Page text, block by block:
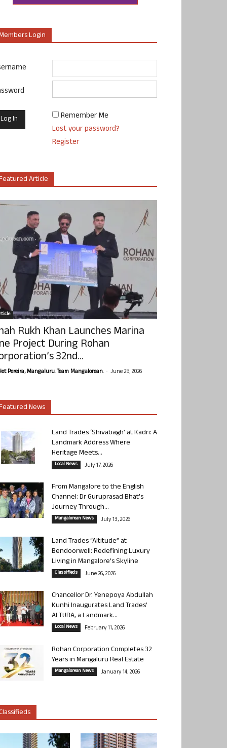
Login
Remember Me
Lost your password?
Register
Article
Rukh Khan Launches Marina
Project During Rohan
32nd...
Pereira, Mangaluru. Team Mangalorean. - June 25, 2026
News
Land Trades ‘Shivabagh’ at Kadri: A
Landmark Address Where
Heritage Meets...
Local News July 17, 2026
From Mangalore to the English
Channel: Dr Guruprasad Bhat’s
Journey Through...
Mangalorean News July 13, 2026
Land Trades “Altitude” at
Bendoorwell: Redefining Luxury
Living in Mangalore’s Skyline
Classifieds June 26, 2026
Chancellor Dr. Yenepoya Abdullah
Kunhi Inaugurates Land Trades’
ALTURA, a Landmark...
Local News February 11, 2026
Rohan Corporation Completes 32
Years in Mangaluru Real Estate
Mangalorean News January 14, 2026